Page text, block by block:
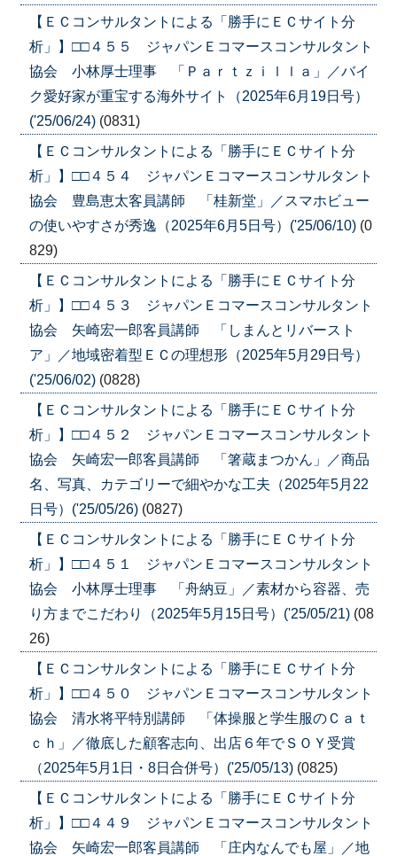
【ＥＣコンサルタントによる「勝手にＥＣサイト分
析」】□□４５５ ジャパンＥコマースコンサルタント
協会 小林厚士理事 「Ｐａｒｔｚｉｌｌａ」／バイ
ク愛好家が重宝する海外サイト（2025年6月19日号）
('25/06/24) (0831)
【ＥＣコンサルタントによる「勝手にＥＣサイト分
析」】□□４５４ ジャパンＥコマースコンサルタント
協会 豊島恵太客員講師 「桂新堂」／スマホビュー
の使いやすさが秀逸（2025年6月5日号）('25/06/10) (0
829)
【ＥＣコンサルタントによる「勝手にＥＣサイト分
析」】□□４５３ ジャパンＥコマースコンサルタント
協会 矢崎宏一郎客員講師 「しまんとリバースト
ア」／地域密着型ＥＣの理想形（2025年5月29日号）
('25/06/02) (0828)
【ＥＣコンサルタントによる「勝手にＥＣサイト分
析」】□□４５２ ジャパンＥコマースコンサルタント
協会 矢崎宏一郎客員講師 「箸蔵まつかん」／商品
名、写真、カテゴリーで細やかな工夫（2025年5月22
日号）('25/05/26) (0827)
【ＥＣコンサルタントによる「勝手にＥＣサイト分
析」】□□４５１ ジャパンＥコマースコンサルタント
協会 小林厚士理事 「舟納豆」／素材から容器、売
り方までこだわり（2025年5月15日号）('25/05/21) (08
26)
【ＥＣコンサルタントによる「勝手にＥＣサイト分
析」】□□４５０ ジャパンＥコマースコンサルタント
協会 清水将平特別講師 「体操服と学生服のＣａｔ
ｃｈ」／徹底した顧客志向、出店６年でＳＯＹ受賞
（2025年5月1日・8日合併号）('25/05/13) (0825)
【ＥＣコンサルタントによる「勝手にＥＣサイト分
析」】□□４４９ ジャパンＥコマースコンサルタント
協会 矢崎宏一郎客員講師 「庄内なんでも屋」／地